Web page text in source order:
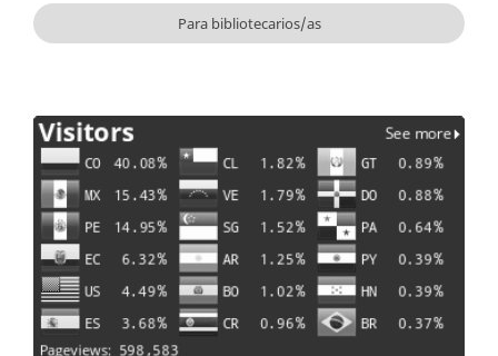
Para bibliotecarios/as